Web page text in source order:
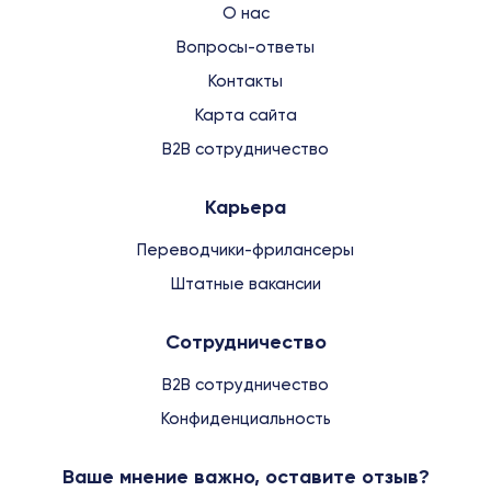
О нас
Вопросы-ответы
Контакты
Карта сайта
B2B сотрудничество
Карьера
Переводчики-фрилансеры
Штатные вакансии
Сотрудничество
B2B сотрудничество
Конфиденциальность
Ваше мнение важно, оставите отзыв?